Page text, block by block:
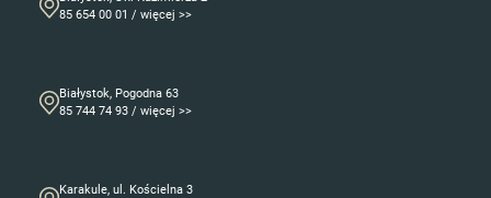
85 654 00 01 / więcej >>
Białystok, Pogodna 63
85 744 74 93 / więcej >>
Karakule, ul. Kościelna 3